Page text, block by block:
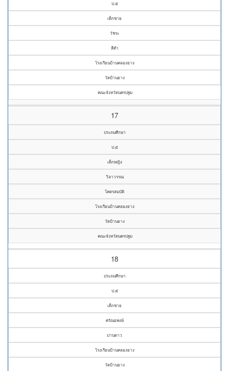
ป.๕
เด็กชาย
วัชระ
สีดำ
โรงเรียนบ้านคลองยาง
วัดบ้านยาง
คณะจังหวัดนครปฐม
17
ประถมศึกษา
ป.๕
เด็กหญิง
วิลาวรรณ
โคตรสมบัติ
โรงเรียนบ้านคลองยาง
วัดบ้านยาง
คณะจังหวัดนครปฐม
18
ประถมศึกษา
ป.๕
เด็กชาย
ศรัณยพงษ์
ปานดาว
โรงเรียนบ้านคลองยาง
วัดบ้านยาง